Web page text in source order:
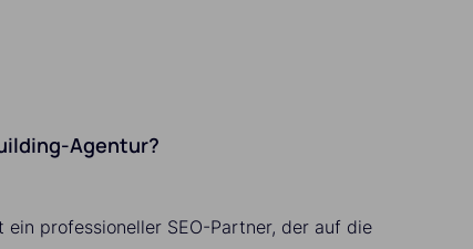
Agentur?
professioneller SEO-Partner, der auf die